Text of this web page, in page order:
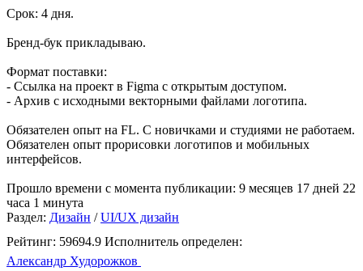
Срок: 4 дня.
Бренд-бук прикладываю.
Формат поставки:
- Ссылка на проект в Figma с открытым доступом.
- Архив с исходными векторными файлами логотипа.
Обязателен опыт на FL. С новичками и студиями не работаем.
Обязателен опыт прорисовки логотипов и мобильных
интерфейсов.
Прошло времени с момента публикации: 9 месяцев 17 дней 22
часа 1 минута
Раздел: Дизайн /UI/UX дизайн
Рейтинг: 59694.9 Исполнитель определен:
Александр Худорожков